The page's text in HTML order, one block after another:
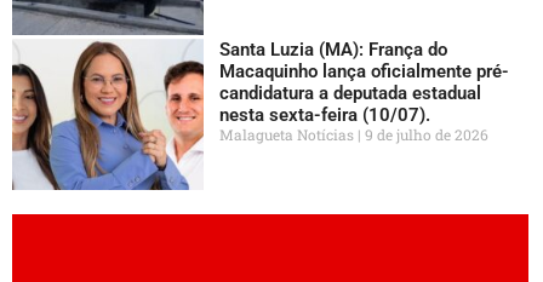
Santa Luzia (MA): França do
Macaquinho lança oficialmente pré-
candidatura a deputada estadual
nesta sexta-feira (10/07).
Malagueta Notícias 9 de julho de 2026